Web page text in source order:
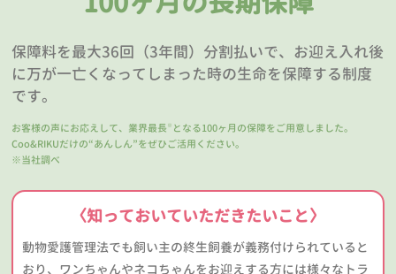
保障料を最大36回（3年間）分割払いで、お迎え入れ後
に万が一亡くなってしまった時の生命を保障する制度
です。
お客様の声にお応えして、業界最長 ※ となる100ヶ月の保障をご用意しました。
Coo&RIKUだけの“あんしん”をぜひご活用ください。
※当社調べ
〈知っておいていただきたいこと〉
動物愛護管理法でも飼い主の終生飼養が義務付けられていると
おり、ワンちゃんやネコちゃんをお迎えする方には様々なトラ